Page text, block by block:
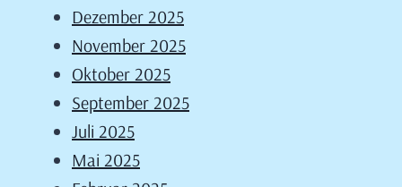
Dezember 2025
November 2025
Oktober 2025
September 2025
Juli 2025
Mai 2025